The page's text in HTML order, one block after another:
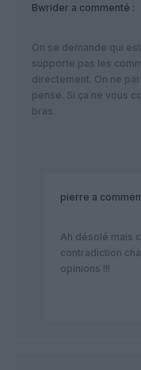
Bwrider a commenté :
On se demande qui
supporte pas les
directement. On ne
pense. Si ça ne vous
bras.
pierre a
Ah désolé mais
contradiction
opinions !!!